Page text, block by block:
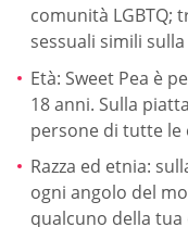
comunità LGBTQ;
sessuali simili
Età: Sweet Pea è
18 anni. Sulla
persone di tutte le
Razza ed etnia:
ogni angolo del
qualcuno della